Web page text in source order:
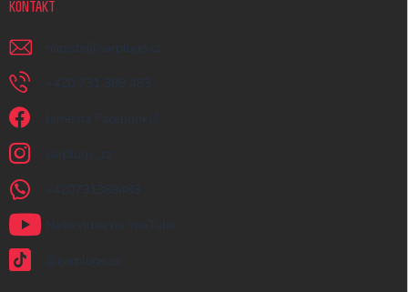
KONTAKT
napiste @ earplugs.cz
+420 731 389 483
Jsme na Facebooku!
earplugs_cz
+420731389483
Naše videa na YouTube
@earplugs.cz